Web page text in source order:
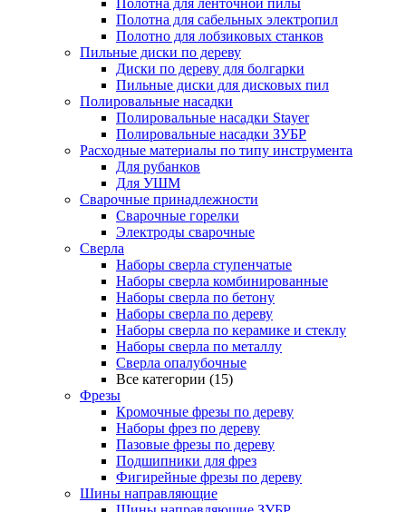
Полотна для ленточной пилы
Полотна для сабельных электропил
Полотно для лобзиковых станков
Пильные диски по дереву
Диски по дереву для болгарки
Пильные диски для дисковых пил
Полировальные насадки
Полировальные насадки Stayer
Полировальные насадки ЗУБР
Расходные материалы по типу инструмента
Для рубанков
Для УШМ
Сварочные принадлежности
Сварочные горелки
Электроды сварочные
Сверла
Наборы cверла ступенчатые
Наборы сверла комбинированные
Наборы сверла по бетону
Наборы сверла по дереву
Наборы сверла по керамике и стеклу
Наборы сверла по металлу
Сверла опалубочные
Все категории (15)
Фрезы
Кромочные фрезы по дереву
Наборы фрез по дереву
Пазовые фрезы по дереву
Подшипники для фрез
Фигирейные фрезы по дереву
Шины направляющие